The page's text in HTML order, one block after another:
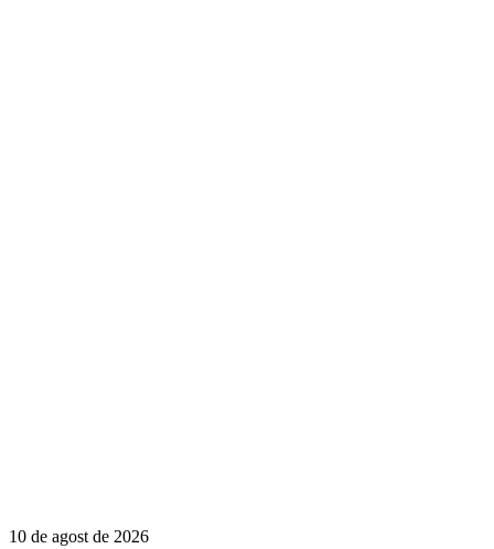
10 de agost de 2026